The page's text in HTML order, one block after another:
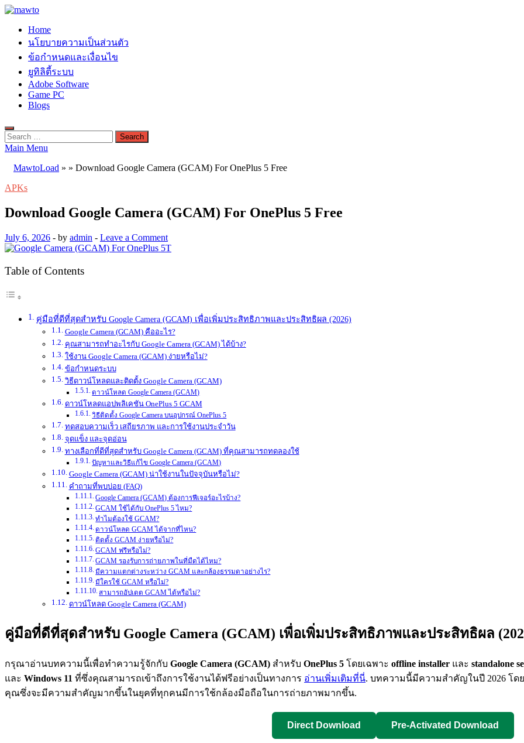
Skip
content
MAWTO
ดาวน์โหลดโปรแกรมฟรี ตัวเต็มถาวร ใหม่ 2023 ไม่ครอบลิงค์
Home
นโยบายความเป็นส่วนตัว
ข้อกำหนดและเงื่อนไข
ยูทิลิตี้ระบบ
Adobe Software
Game PC
Blogs
Search
for:
Main Menu
MawtoLoad » » Download Google Camera (GCAM) For OnePlus 5 Free
APKs
Download Google Camera (GCAM) For OnePlus 5 Free
July 6, 2026 - by admin - Leave a Comment
Table of Contents
คู่มือที่ดีที่สุดสำหรับ Google Camera (GCAM) เพื่อเพิ่มประสิทธิภาพและประสิทธิผล (2026)
Google Camera (GCAM) คืออะไร?
คุณสามารถทำอะไรกับ Google Camera (GCAM) ได้บ้าง?
ใช้งาน Google Camera (GCAM) ง่ายหรือไม่?
ข้อกำหนดระบบ
วิธีดาวน์โหลดและติดตั้ง Google Camera (GCAM)
ดาวน์โหลด Google Camera (GCAM)
ดาวน์โหลดแอปพลิเคชัน OnePlus 5 GCAM
วิธีติดตั้ง Google Camera บนอุปกรณ์ OnePlus 5
ทดสอบความเร็ว เสถียรภาพ และการใช้งานประจำวัน
จุดแข็ง และจุดอ่อน
ทางเลือกที่ดีที่สุดสำหรับ Google Camera (GCAM) ที่คุณสามารถทดลองใช้
ปัญหาและวิธีแก้ไข Google Camera (GCAM)
Google Camera (GCAM) น่าใช้งานในปัจจุบันหรือไม่?
คำถามที่พบบ่อย (FAQ)
Google Camera (GCAM) ต้องการฟีเจอร์อะไรบ้าง?
GCAM ใช้ได้กับ OnePlus 5 ไหม?
ทำไมต้องใช้ GCAM?
ดาวน์โหลด GCAM ได้จากที่ไหน?
ติดตั้ง GCAM ง่ายหรือไม่?
GCAM ฟรีหรือไม่?
GCAM รองรับการถ่ายภาพในที่มืดได้ไหม?
มีความแตกต่างระหว่าง GCAM และกล้องธรรมดาอย่างไร?
มีใครใช้ GCAM หรือไม่?
สามารถอัปเดต GCAM ได้หรือไม่?
ดาวน์โหลด Google Camera (GCAM)
คู่มือที่ดีที่สุดสำหรับ Google Camera (GCAM) เพื่อเพิ่มประสิทธิภาพและประสิทธิผล
กรุณาอ่านบทความนี้เพื่อทำความรู้จักกับ Google Camera (GCAM) สำหรับ OnePlus 5 โดยเฉพาะ offline installer และ standalone
และ Windows 11 ที่ซึ่งคุณสามารถเข้าถึงการใช้งานได้ฟรีอย่างเป็นทางการ อ่านเพิ่มเติมที่นี่. บทความนี้มีความสำคัญในปี 2026 โด
คุณซึ่งจะมีความสำคัญมากขึ้นในยุคที่ทุกคนมีการใช้กล้องมือถือในการถ่ายภาพมากขึ้น.
Direct Download Pre-Activated Download